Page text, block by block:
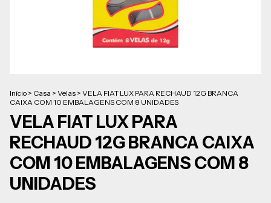
Início > Casa > Velas > VELA FIAT LUX PARA RECHAUD 12G BRANCA
CAIXA COM 10 EMBALAGENS COM 8 UNIDADES
VELA FIAT LUX PARA
RECHAUD 12G BRANCA CAIXA
COM 10 EMBALAGENS COM 8
UNIDADES